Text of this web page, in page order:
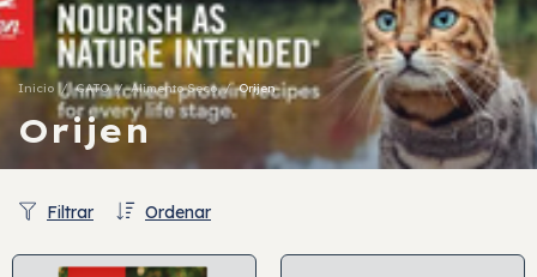
Inicio / GATO / Alimento Seco / Orijen
Orijen
Ordenar
Filtrar